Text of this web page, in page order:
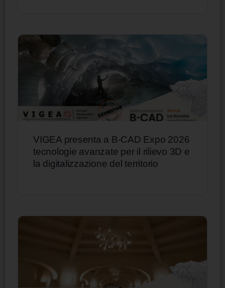
VIGEA presenta a B-CAD Expo 2026
tecnologie avanzate per il rilievo 3D e
la digitalizzazione del territorio